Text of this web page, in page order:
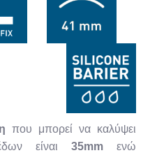
που μπορεί να καλύψει
είναι 35mmενώ